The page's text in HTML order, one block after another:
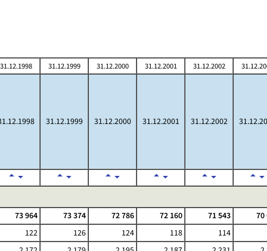
31.12.1998 31.12.1999 31.12.2000 31.12.2001 31.12.2002
31.12.1999 31.12.2000 31.12.2001 31.12.2002
73 964 73 374 72 786 72 160 71 543
70
122 126 124 118 114